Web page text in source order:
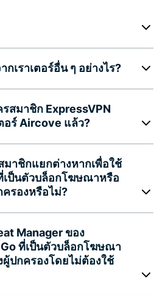
เราเตอร์อื่น ๆ อย่างไร?
สมาชิก ExpressVPN
อร์ Aircove แล้ว?
าชิกแยกต่างหากเพื่อใช้
เป็นตัวบล็อกโฆษณาหรือ
รองหรือไม่?
Manager ของ
ที่เป็นตัวบล็อกโฆษณา
ปกครองโดยไม่ต้องใช้